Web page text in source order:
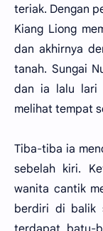
teriak. Dengan
Kiang Liong
dan akhirnya
tanah. Sungai
dan ia lalu lari
melihat tempat
Tiba-tiba ia
sebelah kiri.
wanita cantik
berdiri di balik